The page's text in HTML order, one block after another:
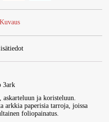
Kuvaus
3ark
ja koristeluun.
arkkia paperisia tarroja, joissa
foliopainatus.